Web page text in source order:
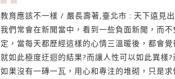
教育應該不一樣 / 嚴長壽著,臺北市 : 天下遠見
我們常會在新聞當中，看到一些負面新聞，而
定，當每天都歷經這樣的心情三溫暖後，都會
就如此極度迂迴的結果?而讓人性可以如此異樣
如果沒有一磚一瓦，用心和專注的堆砌，只是